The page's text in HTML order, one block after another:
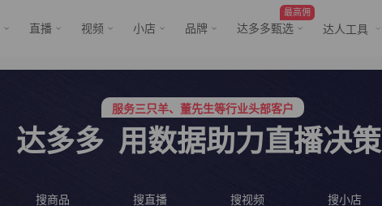
直播 视频 小店 品牌
最高佣
达多多甄选 达人工具
服务三只羊、董先生等行业头部客户
行业价格屠夫，年卡会员低至798/年
行业价格屠夫，年卡会员低至798/年
达多多 用数据助力直播决策
搜商品 搜直播 搜视频 搜小店